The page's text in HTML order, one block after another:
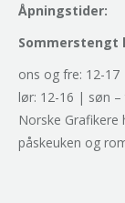
Åpningstider:
Sommerstengt
ons og fre: 12-
lør: 12-16 | søn –
Norske
påskeuken og